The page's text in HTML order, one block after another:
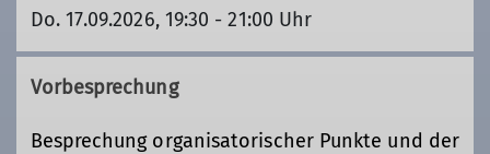
Do. 17.09.2026, 19:30 - 21:00 Uhr
Vorbesprechung
Besprechung organisatorischer Punkte und der